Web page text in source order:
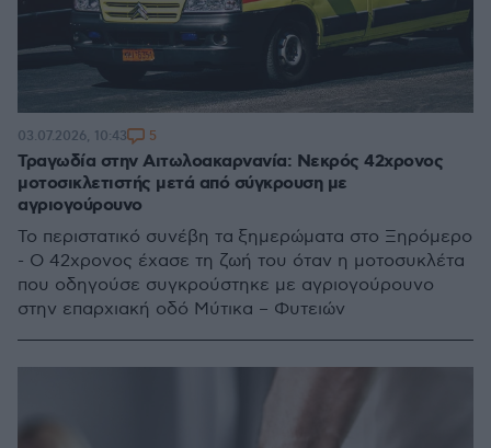
Τραγωδία στην Αιτωλοακαρνανία: Νεκρός 42χρονος
μοτοσικλετιστής μετά από σύγκρουση με
αγριογούρουνο
Το περιστατικό συνέβη τα ξημερώματα στο Ξηρόμερο
- Ο 42χρονος έχασε τη ζωή του όταν η μοτοσυκλέτα
που οδηγούσε συγκρούστηκε με αγριογούρουνο
στην επαρχιακή οδό Μύτικα – Φυτειών
03.07.2026, 10:43 5